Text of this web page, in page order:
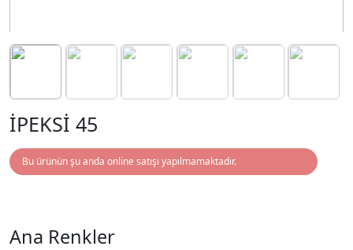
İPEKSİ 45
Bu ürünün şu anda online satışı yapılmamaktadır.
Ana Renkler